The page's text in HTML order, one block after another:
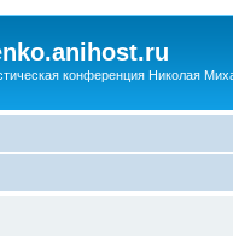
конференция Николая